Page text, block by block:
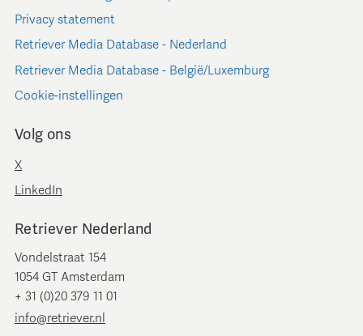
Privacy statement
Retriever Media Database - Nederland
Retriever Media Database - België/Luxemburg
Cookie-instellingen
Volg ons
X
LinkedIn
Retriever Nederland
Vondelstraat 154
1054 GT Amsterdam
+ 31 (0)20 379 11 01
info@retriever.nl